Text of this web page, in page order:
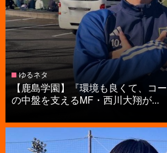
ゆるネタ
【鹿島学園】『環境も良くて、コ
の中盤を支えるMF・西川大翔が...